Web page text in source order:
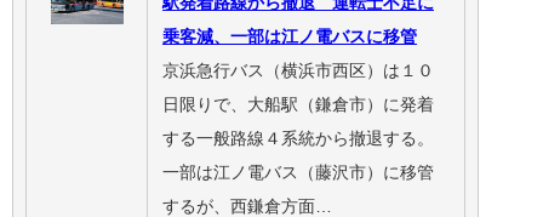
乗客減、一部は江ノ電バスに移管
京浜急行バス（横浜市西区）は１０
日限りで、大船駅（鎌倉市）に発着
する一般路線４系統から撤退する。
一部は江ノ電バス（藤沢市）に移管
するが、西鎌倉方面…